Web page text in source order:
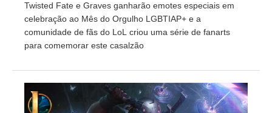
Twisted Fate e Graves ganharão emotes especiais em
celebração ao Mês do Orgulho LGBTIAP+ e a
comunidade de fãs do LoL criou uma série de fanarts
para comemorar este casalzão